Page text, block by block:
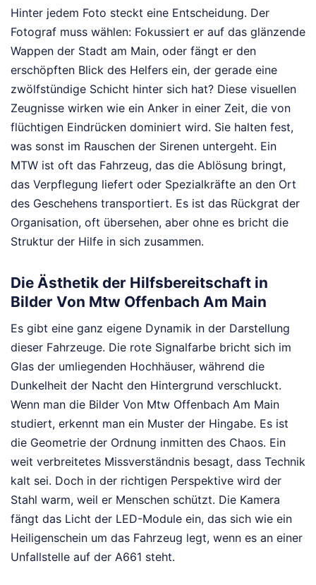
Hinter jedem Foto steckt eine Entscheidung. Der
Fotograf muss wählen: Fokussiert er auf das glänzende
Wappen der Stadt am Main, oder fängt er den
erschöpften Blick des Helfers ein, der gerade eine
zwölfstündige Schicht hinter sich hat? Diese visuellen
Zeugnisse wirken wie ein Anker in einer Zeit, die von
flüchtigen Eindrücken dominiert wird. Sie halten fest,
was sonst im Rauschen der Sirenen untergeht. Ein
MTW ist oft das Fahrzeug, das die Ablösung bringt,
das Verpflegung liefert oder Spezialkräfte an den Ort
des Geschehens transportiert. Es ist das Rückgrat der
Organisation, oft übersehen, aber ohne es bricht die
Struktur der Hilfe in sich zusammen.
Die Ästhetik der Hilfsbereitschaft in
Bilder Von Mtw Offenbach Am Main
Es gibt eine ganz eigene Dynamik in der Darstellung
dieser Fahrzeuge. Die rote Signalfarbe bricht sich im
Glas der umliegenden Hochhäuser, während die
Dunkelheit der Nacht den Hintergrund verschluckt.
Wenn man die Bilder Von Mtw Offenbach Am Main
studiert, erkennt man ein Muster der Hingabe. Es ist
die Geometrie der Ordnung inmitten des Chaos. Ein
weit verbreitetes Missverständnis besagt, dass Technik
kalt sei. Doch in der richtigen Perspektive wird der
Stahl warm, weil er Menschen schützt. Die Kamera
fängt das Licht der LED-Module ein, das sich wie ein
Heiligenschein um das Fahrzeug legt, wenn es an einer
Unfallstelle auf der A661 steht.